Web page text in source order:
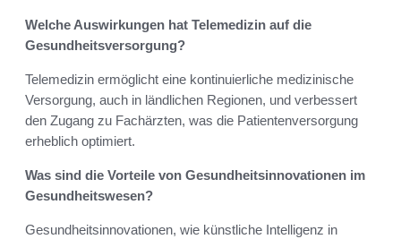
Welche Auswirkungen hat Telemedizin auf die
Gesundheitsversorgung?
Telemedizin ermöglicht eine kontinuierliche medizinische
Versorgung, auch in ländlichen Regionen, und verbessert
den Zugang zu Fachärzten, was die Patientenversorgung
erheblich optimiert.
Was sind die Vorteile von Gesundheitsinnovationen im
Gesundheitswesen?
Gesundheitsinnovationen, wie künstliche Intelligenz in